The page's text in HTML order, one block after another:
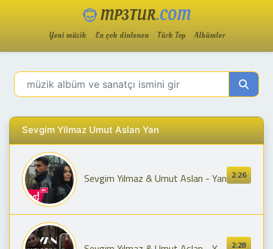
MP3TUR.COM
Yeni müzik En çok dinlenen Türk Top Albümler
Sevgim Yilmaz Umut Aslan Yan
2:26
Sevgim Yılmaz & Umut Aslan - Yan
2:28